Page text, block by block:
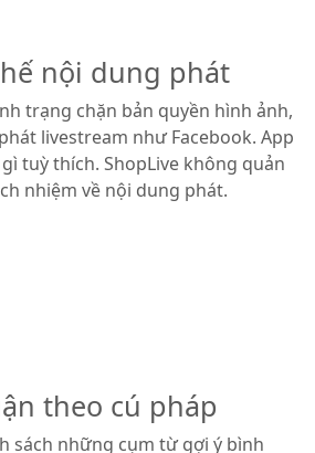
nội dung phát
trạng chặn bản quyền hình ảnh,
livestream như Facebook. App
tuỳ thích. ShopLive không quản
nhiệm về nội dung phát.
theo cú pháp
sách những cụm từ gợi ý bình